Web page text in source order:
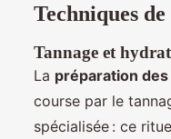
Techniques
Tannage et
La préparation
course par le
spécialisée : ce